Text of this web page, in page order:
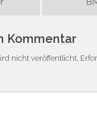
Kommentar
nicht veröffentlicht.